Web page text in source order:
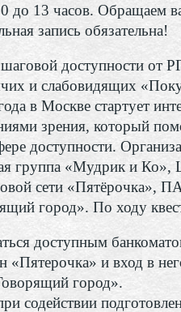
до 13 часов. Обращаем
запись обязательна!
доступности от
и слабовидящих
в Москве стартует
зрения, который
доступности.
группа «Мудрик и Ко»,
сети «Пятёрочка»,
город». По ходу
доступным
«Пятерочка» и вход в
город».
содействии